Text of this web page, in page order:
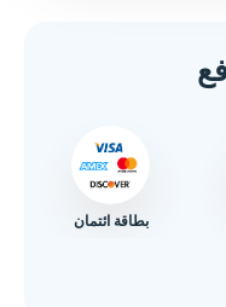
بطاقة ائتمان